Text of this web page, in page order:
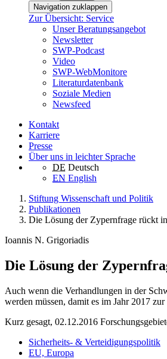
Navigation zuklappen
Zur Übersicht: Service
Unser Beratungsangebot
Newsletter
SWP-Podcast
Video
SWP-WebMonitore
Literaturdatenbank
Soziale Medien
Newsfeed
Kontakt
Karriere
Presse
Über uns in leichter Sprache
DE Deutsch
EN English
Stiftung Wissenschaft und Politik
Publikationen
Die Lösung der Zypernfrage rückt
Ioannis N. Grigoriadis
Die Lösung der
Auch wenn die Verhandlungen in der
werden müssen, damit es im Jahr 2017
Kurz gesagt, 02.12.2016
Sicherheits- & Verteidigungspolitik
EU, Europa